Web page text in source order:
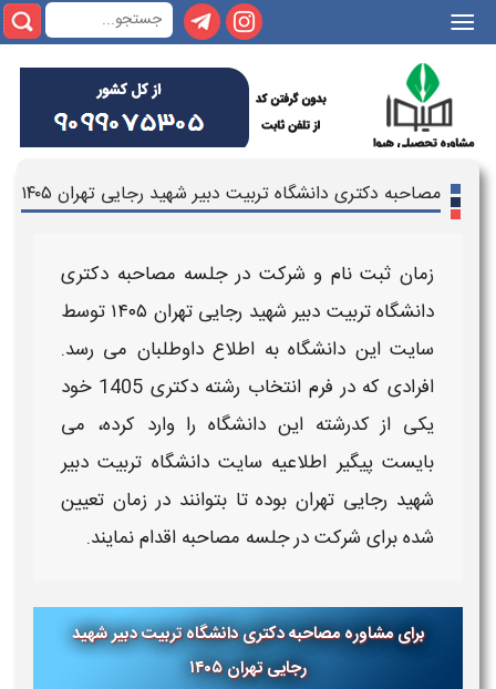
|||
مصاحبه دکتری دانشگاه تربیت دبیر شهید رجایی تهران ۱۴۰۵
زمان ثبت نام و شرکت در جلسه مصاحبه دکتری
دانشگاه تربیت دبیر شهید رجایی تهران ۱۴۰۵ توسط
سایت این دانشگاهبه اطلاع داوطلبان می رسد.
افرادی که در فرم انتخاب رشتهدکتری 1405
خود
یکی از کدرشته این دانشگاه را وارد کرده، می
بایست پیگیر اطلاعیه سایتدانشگاه تربیت دبیر
شهید رجایی تهران بوده تا بتوانند در زمان تعیین
شده برای شرکت در جلسه مصاحبه اقدام نمایند.
برای مشاوره مصاحبه دکتری دانشگاهتربیت دبیر شهید
رجایی تهران ۱۴۰۵